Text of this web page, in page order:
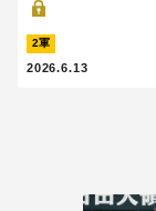
2軍
2026.6.13